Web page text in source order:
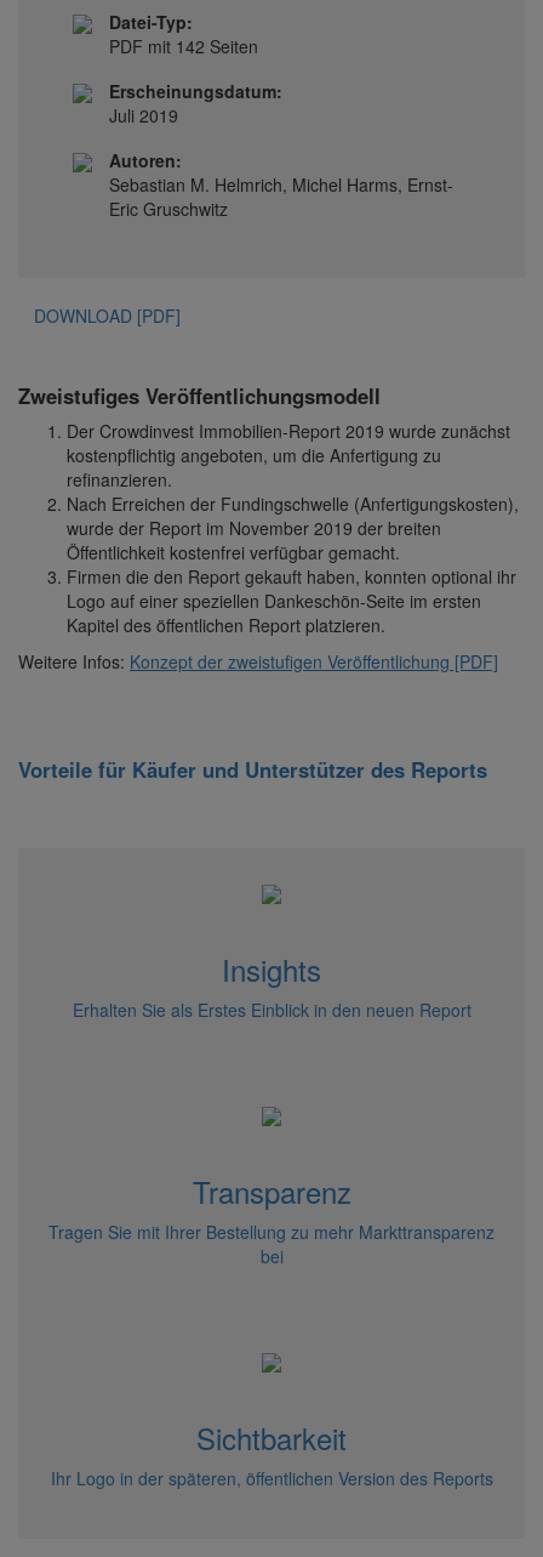
Datei-Typ:
PDF mit 142 Seiten
Erscheinungsdatum:
Juli 2019
Autoren:
Sebastian M. Helmrich, Michel Harms, Ernst-
Eric Gruschwitz
DOWNLOAD [PDF]
Zweistufiges Veröffentlichungsmodell
Der Crowdinvest Immobilien-Report 2019 wurde zunächst
kostenpflichtig angeboten, um die Anfertigung zu
refinanzieren.
Nach Erreichen der Fundingschwelle (Anfertigungskosten),
wurde der Report im November 2019 der breiten
Öffentlichkeit kostenfrei verfügbar gemacht.
Firmen die den Report gekauft haben, konnten optional ihr
Logo auf einer speziellen Dankeschön-Seite im ersten
Kapitel des öffentlichen Report platzieren.
Weitere Infos: Konzept der zweistufigen Veröffentlichung [PDF]
Vorteile für Käufer und Unterstützer des Reports
Insights
Erhalten Sie als Erstes Einblick in den neuen Report
Transparenz
Tragen Sie mit Ihrer Bestellung zu mehr Markttransparenz
bei
Sichtbarkeit
Ihr Logo in der späteren, öffentlichen Version des Reports